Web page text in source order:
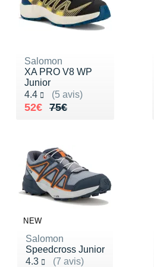
Salomon
XA PRO V8 WP
Junior
4.4
(5 avis)
Noté 4.4 sur 5
75€
Au lieu de 75€
52€
Vendu 52€
NEW
Salomon
Speedcross Junior
4.3
(7 avis)
Noté 4.3 sur 5
Raidlight
Reebok
Saucony
Saxx
Scott
Shokz
Sidas
Smoon
Speedo